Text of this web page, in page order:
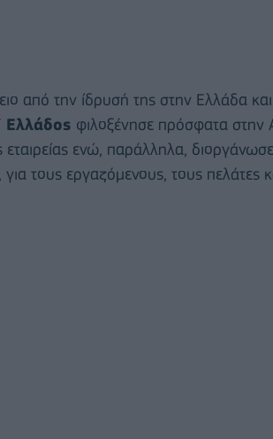
από την ίδρυσή της στην Ελλάδα
Ελλάδος φιλοξένησε πρόσφατα στην
εταιρείας ενώ, παράλληλα,
τους εργαζόμενους, τους πελάτες